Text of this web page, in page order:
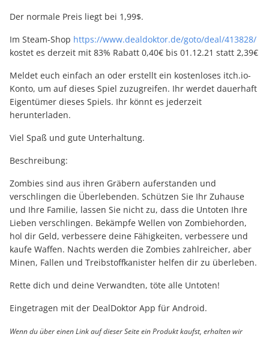
Der normale Preis liegt bei 1,99$.
Im Steam-Shop https://www.dealdoktor.de/goto/deal/413828/
kostet es derzeit mit 83% Rabatt 0,40€ bis 01.12.21 statt 2,39€
Meldet euch einfach an oder erstellt ein kostenloses itch.io-
Konto, um auf dieses Spiel zuzugreifen. Ihr werdet dauerhaft
Eigentümer dieses Spiels. Ihr könnt es jederzeit
herunterladen.
Viel Spaß und gute Unterhaltung.
Beschreibung:
Zombies sind aus ihren Gräbern auferstanden und
verschlingen die Überlebenden. Schützen Sie Ihr Zuhause
und Ihre Familie, lassen Sie nicht zu, dass die Untoten Ihre
Lieben verschlingen. Bekämpfe Wellen von Zombiehorden,
hol dir Geld, verbessere deine Fähigkeiten, verbessere und
kaufe Waffen. Nachts werden die Zombies zahlreicher, aber
Minen, Fallen und Treibstoffkanister helfen dir zu überleben.
Rette dich und deine Verwandten, töte alle Untoten!
Eingetragen mit der DealDoktor App für Android.
Wenn du über einen Link auf dieser Seite ein Produkt kaufst, erhalten wir